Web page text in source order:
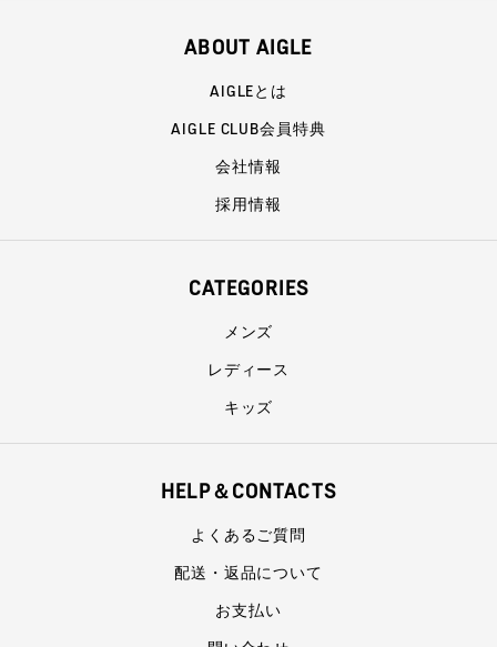
ABOUT AIGLE
AIGLEとは
AIGLE CLUB会員特典
会社情報
採用情報
CATEGORIES
メンズ
レディース
キッズ
HELP＆CONTACTS
よくあるご質問
配送・返品について
お支払い